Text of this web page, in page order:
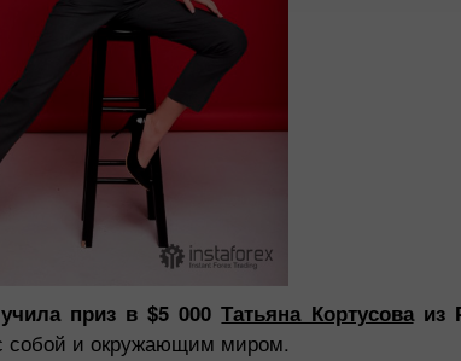
приз в $5 000Татьяна Кортусоваиз
собой и окружающим миром.